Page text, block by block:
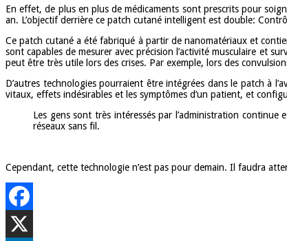
En effet, de plus en plus de médicaments sont prescrits pour
an. L’objectif derrière ce patch cutané intelligent est double:
Ce patch cutané a été fabriqué à partir de nanomatériaux et
sont capables de mesurer avec précision l’activité musculaire et
peut être très utile lors des crises. Par exemple, lors des
D’autres technologies pourraient être intégrées dans le patch à
vitaux, effets indésirables et les symptômes d’un patient, et
Les gens sont très intéressés par l’administration continue
réseaux sans fil.
Cependant, cette technologie n’est pas pour demain. Il faudra